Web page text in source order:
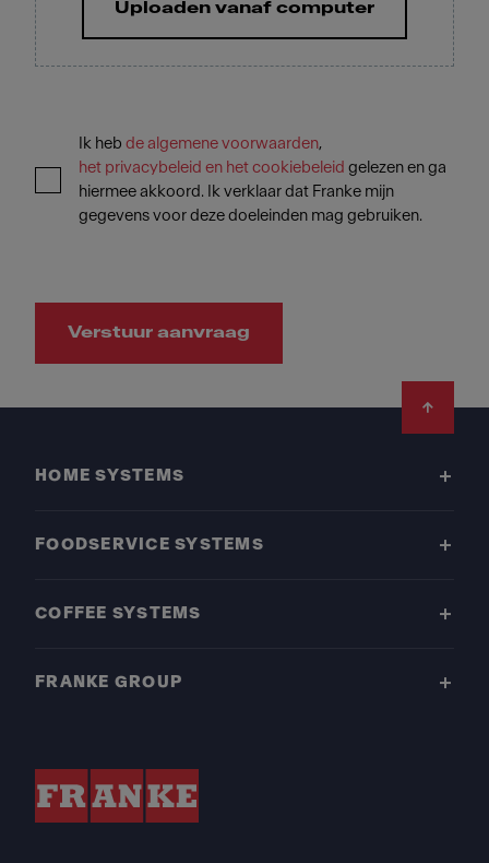
Uploaden vanaf computer
Ik heb de algemene voorwaarden,
het privacybeleid en het cookiebeleid gelezen en ga
hiermee akkoord. Ik verklaar dat Franke mijn
gegevens voor deze doeleinden mag gebruiken.
Verstuur aanvraag
HOME SYSTEMS
FOODSERVICE SYSTEMS
COFFEE SYSTEMS
FRANKE GROUP